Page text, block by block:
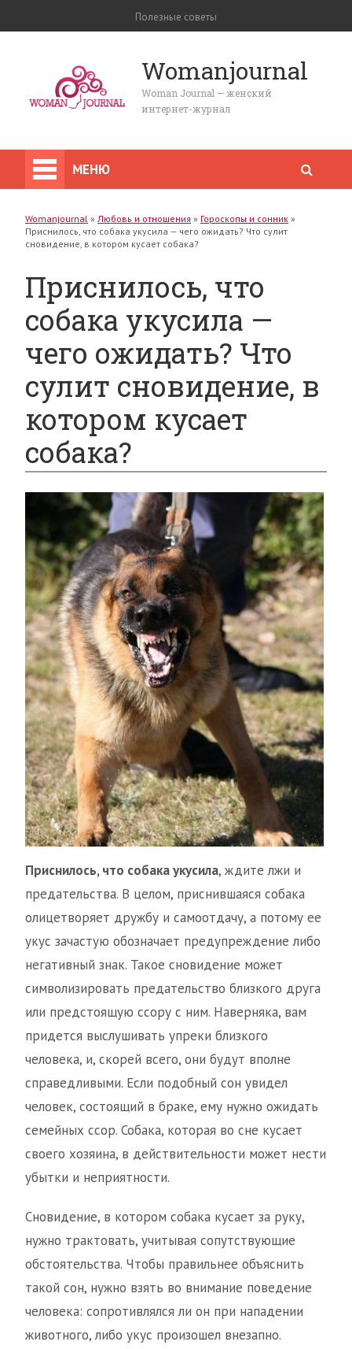
Полезные советы
Womanjournal
Woman Journal — женский
интернет-журнал
МЕНЮ
Womanjournal » Любовь и отношения » Гороскопы и сонник »
Приснилось, что собака укусила — чего ожидать? Что сулит
сновидение, в котором кусает собака?
Приснилось, что
собака укусила —
чего ожидать? Что
сулит сновидение, в
котором кусает
собака?
Приснилось, что собака укусила, ждите лжи и
предательства. В целом, приснившаяся собака
олицетворяет дружбу и самоотдачу, а потому ее
укус зачастую обозначает предупреждение либо
негативный знак. Такое сновидение может
символизировать предательство близкого друга
или предстоящую ссору с ним. Наверняка, вам
придется выслушивать упреки близкого
человека, и, скорей всего, они будут вполне
справедливыми. Если подобный сон увидел
человек, состоящий в браке, ему нужно ожидать
семейных ссор. Собака, которая во сне кусает
своего хозяина, в действительности может нести
убытки и неприятности.
Сновидение, в котором собака кусает за руку,
нужно трактовать, учитывая сопутствующие
обстоятельства. Чтобы правильнее объяснить
такой сон, нужно взять во внимание поведение
человека: сопротивлялся ли он при нападении
животного, либо укус произошел внезапно.